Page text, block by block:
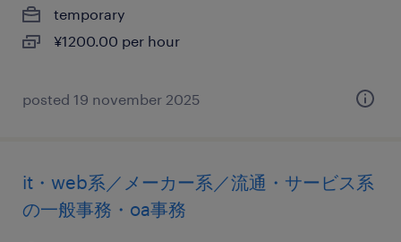
temporary
¥1200.00 per hour
posted 19 november 2025
it・web系／メーカー系／流通・サービス系
の一般事務・oa事務